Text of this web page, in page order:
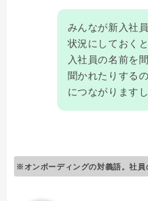
みんなが新入社
状況にしておく
入社員の名前を
聞かれたりする
につながります
※オンボーディングの対義語。社員